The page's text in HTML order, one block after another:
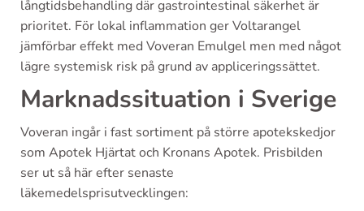
långtidsbehandling där gastrointestinal säkerhet är
prioritet. För lokal inflammation ger Voltarangel
jämförbar effekt med Voveran Emulgel men med något
lägre systemisk risk på grund av appliceringssättet.
Marknadssituation i Sverige
Voveran ingår i fast sortiment på större apotekskedjor
som Apotek Hjärtat och Kronans Apotek. Prisbilden
ser ut så här efter senaste
läkemedelsprisutvecklingen: